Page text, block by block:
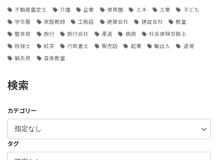
不動産鑑定士 介護 企業 保育園 土木 士業 子ども
学生服 家庭教師 工務店 建築会社 建設会社 教室
整体院 旅行 旅行会社 柔道 病院 社会保険労務士
税理士 紅茶 行政書士 販売店 起業 輸出入 道場
鍼灸院 音楽教室
検索
カテゴリー
タグ